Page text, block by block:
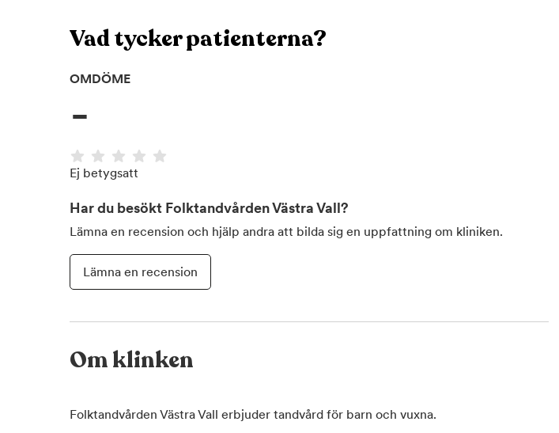
Vad tycker patienterna?
OMDÖME
-
Ej betygsatt
Har du besökt Folktandvården Västra Vall?
Lämna en recension och hjälp andra att bilda sig en uppfattning om kliniken.
Lämna en recension
Om klinken
Folktandvården Västra Vall erbjuder tandvård för barn och vuxna.